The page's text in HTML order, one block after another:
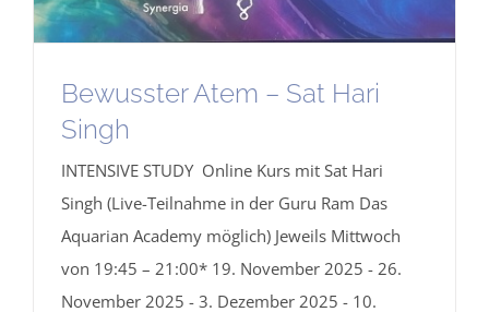
Bewusster Atem – Sat Hari
Singh
INTENSIVE STUDY Online Kurs mit Sat Hari
Singh (Live-Teilnahme in der Guru Ram Das
Aquarian Academy möglich) Jeweils Mittwoch
von 19:45 – 21:00* 19. November 2025 - 26.
November 2025 - 3. Dezember 2025 - 10.